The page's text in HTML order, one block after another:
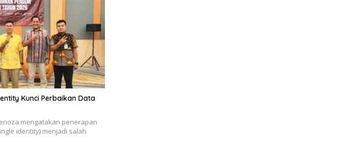
Kunci Perbaikan Data
mengatakan penerapan
identity) menjadi salah